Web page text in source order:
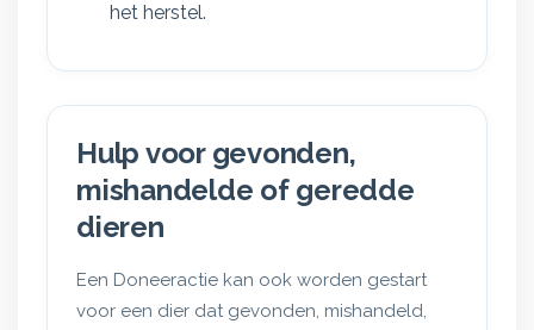
het herstel.
Hulp voor gevonden,
mishandelde of geredde
dieren
Een Doneeractie kan ook worden gestart
voor een dier dat gevonden, mishandeld,